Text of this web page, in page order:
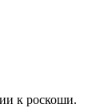
к роскоши.